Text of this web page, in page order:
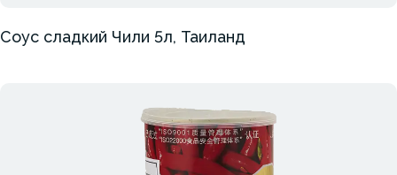
Соус сладкий Чили 5л, Таиланд